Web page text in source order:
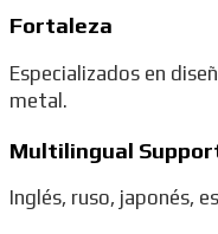
Fortaleza
Especializados en
metal.
Multilingual
Inglés, ruso, japonés,